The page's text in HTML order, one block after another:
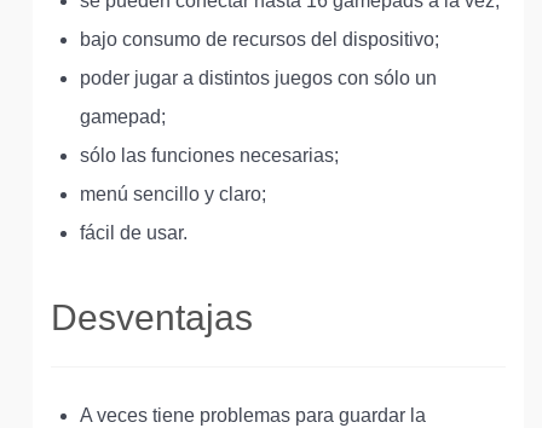
bajo consumo de recursos del dispositivo;
poder jugar a distintos juegos con sólo un
gamepad;
sólo las funciones necesarias;
menú sencillo y claro;
fácil de usar.
Desventajas
A veces tiene problemas para guardar la